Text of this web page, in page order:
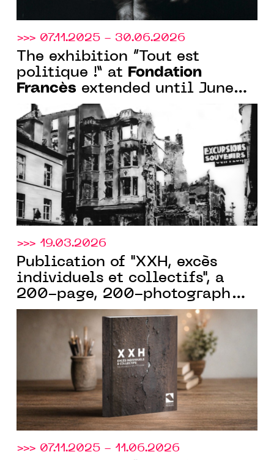
>>> 07.11.2025 - 30.06.2026
The exhibition “Tout est
politique !” at
Fondation
Francès extended until June
30, 2026 in Clichy and Senlis
>>> 19.03.2026
Publication of "XXH, excès
individuels et collectifs", a
200-page, 200-photograph
book celebrating the 15th
anniversary of the
Fondation
Francès. Available in
bookstores from March 19
>>> 07.11.2025 - 11.06.2026